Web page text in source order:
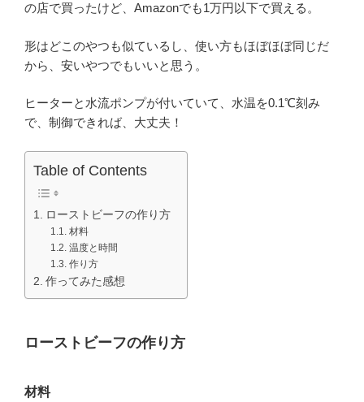
の店で買ったけど、Amazonでも1万円以下で買える。
形はどこのやつも似ているし、使い方もほぼほぼ同じだ
から、安いやつでもいいと思う。
ヒーターと水流ポンプが付いていて、水温を0.1℃刻み
で、制御できれば、大丈夫！
Table of Contents
ローストビーフの作り方
材料
温度と時間
作り方
作ってみた感想
ローストビーフの作り方
材料